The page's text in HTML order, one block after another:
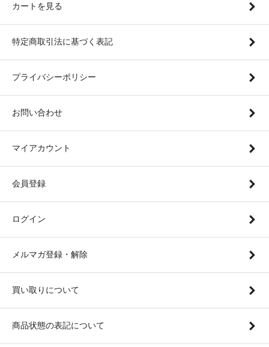
カートを見る
特定商取引法に基づく表記
プライバシーポリシー
お問い合わせ
マイアカウント
会員登録
ログイン
メルマガ登録・解除
買い取りについて
商品状態の表記について